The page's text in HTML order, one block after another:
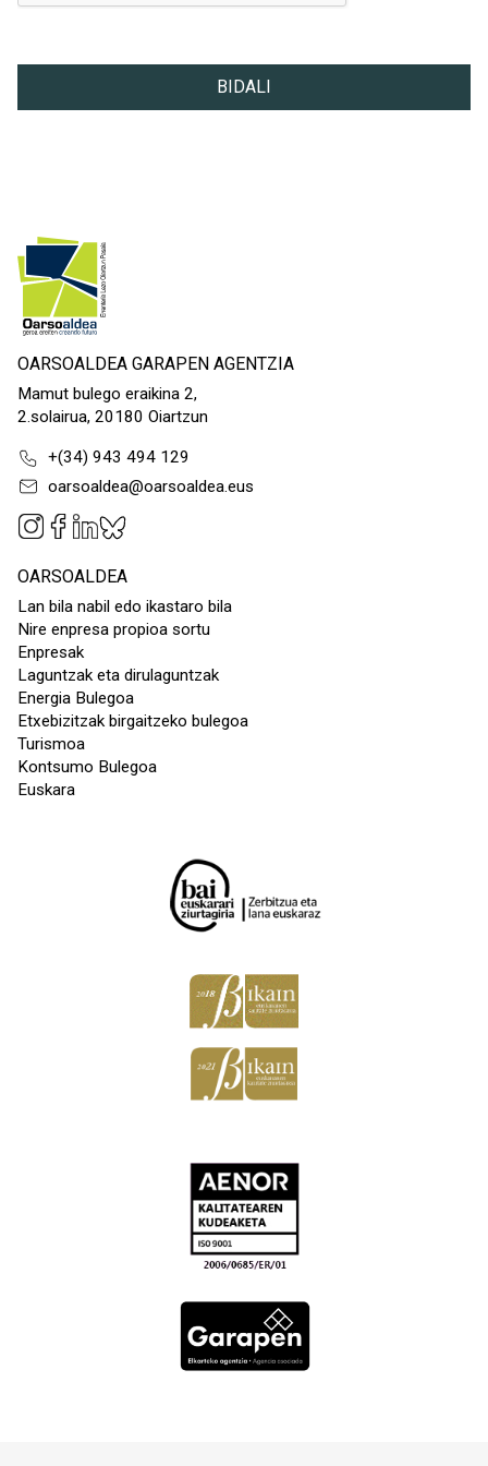
BIDALI
OARSOALDEA GARAPEN AGENTZIA
Mamut bulego eraikina 2,
2.solairua, 20180 Oiartzun
+(34) 943 494 129
oarsoaldea@oarsoaldea.eus
OARSOALDEA
Lan bila nabil edo ikastaro bila
Nire enpresa propioa sortu
Enpresak
Laguntzak eta dirulaguntzak
Energia Bulegoa
Etxebizitzak birgaitzeko bulegoa
Turismoa
Kontsumo Bulegoa
Euskara